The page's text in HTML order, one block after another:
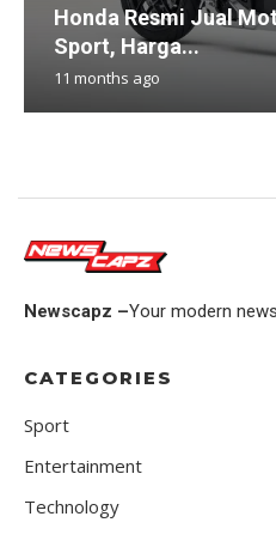
Honda Resmi Jual
Sport, Harga...
11 months ago
Newscapz –Your modern
CATEGORIES
Sport
Entertainment
Technology